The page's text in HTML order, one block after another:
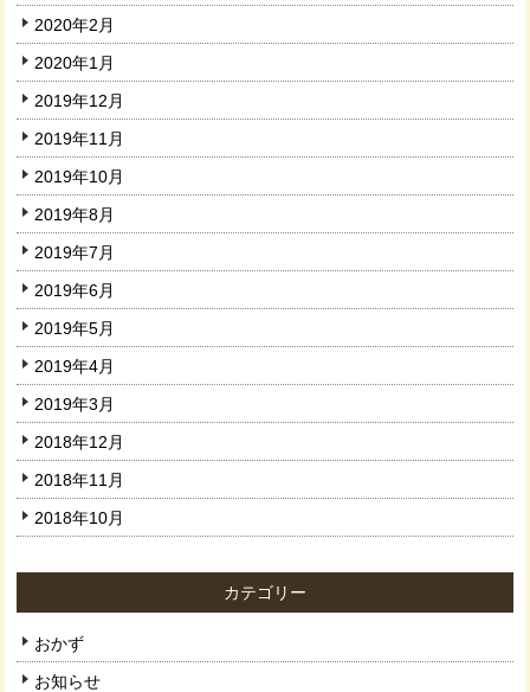
2020年2月
2020年1月
2019年12月
2019年11月
2019年10月
2019年8月
2019年7月
2019年6月
2019年5月
2019年4月
2019年3月
2018年12月
2018年11月
2018年10月
カテゴリー
おかず
お知らせ